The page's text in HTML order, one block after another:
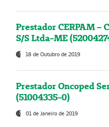
Prestador CERPAM –
S/S Ltda-ME
18 de Outubro de 2019
Prestador Oncoped
(51004335-0)
01 de Janeiro de 2019